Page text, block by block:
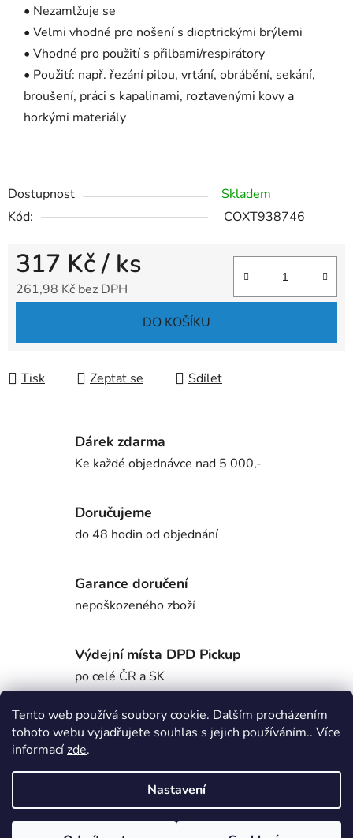
Tento web používá soubory cookie. Dalším procházením
tohoto webu vyjadřujete souhlas s jejich používáním.. Více
informacízde.
Nastavení
• Nezamlžuje se
• Velmi vhodné pro nošení s dioptrickými brýlemi
• Vhodné pro použití s ​​přilbami/respirátory
• Použití: např. řezání pilou, vrtání, obrábění, sekání,
broušení, práci s kapalinami, roztavenými kovy a
horkými materiály
Dostupnost
Skladem
Kód:
COXT938746
317 Kč/ ks
261,98 Kč bez DPH
DO KOŠÍKU
Tisk Zeptat se Sdílet
Dárek zdarma
Ke každé objednávce nad 5 000,-
Doručujeme
do 48 hodin od objednání
Garance doručení
nepoškozeného zboží
Výdejní místa DPD Pickup
po celé ČR a SK
Popis